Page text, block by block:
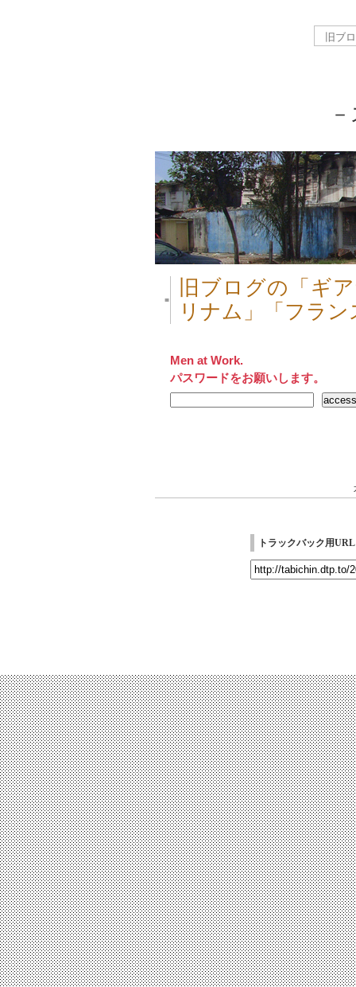
■
旧ブログの「ギ
リナム」「フラ
Men at Work.
パスワードをお願いします。
トラックバック用URL